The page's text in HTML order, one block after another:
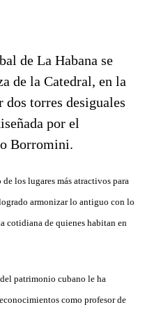
los lugares más atractivos para
armonizar lo antiguo con lo
cotidiana de quienes habitan en
patrimonio cubano le ha
como profesor de